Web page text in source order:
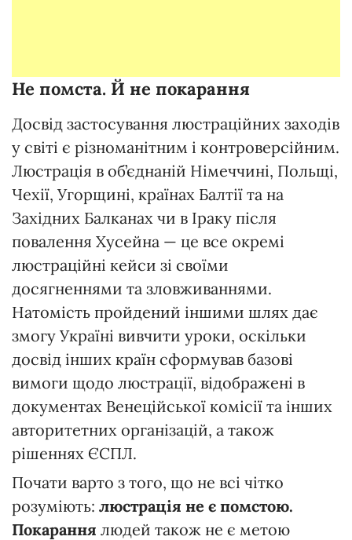
Не помста. Й не покарання
Досвід застосування люстраційних заходів
у світі є різноманітним і контроверсійним.
Люстрація в об’єднаній Німеччині, Польщі,
Чехії, Угорщині, країнах Балтії та на
Західних Балканах чи в Іраку після
повалення Хусейна — це все окремі
люстраційні кейси зі своїми
досягненнями та зловживаннями.
Натомість пройдений іншими шлях дає
змогу Україні вивчити уроки, оскільки
досвід інших країн сформував базові
вимоги щодо люстрації, відображені в
документах Венеційської комісії та інших
авторитетних організацій, а також
рішеннях ЄСПЛ.
Почати варто з того, що не всі чітко
розуміють: люстрація не є помстою.
Покарання людей також не є метою